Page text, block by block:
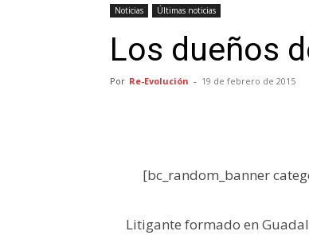
Noticias Últimas noticias
Los dueños
Por Re-Evolución - 19 de febrero de 2015
[bc_random_banner
Litigante formado en